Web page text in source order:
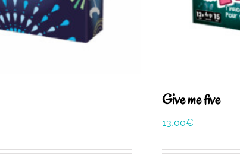
Give me five
13,00€